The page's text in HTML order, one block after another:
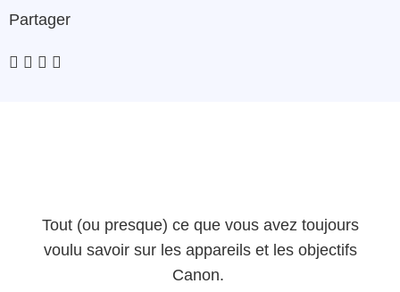
Partager
Tout (ou presque) ce que vous avez toujours
voulu savoir sur les appareils et les objectifs
Canon.